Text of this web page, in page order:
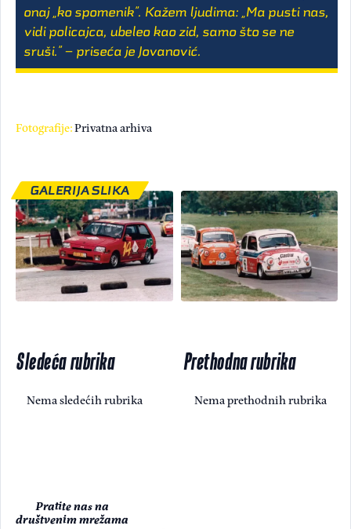
onaj „ko spomenik”. Kažem ljudima: „Ma pusti nas,
vidi policajca, ubeleo kao zid, samo što se ne
sruši.” – priseća je Jovanović.
Fotografije:Privatna arhiva
GALERIJA SLIKA
Sledeća rubrika
Nema sledećih rubrika
Prethodna rubrika
Nema prethodnih rubrika
Pratite nas na
društvenim mrežama